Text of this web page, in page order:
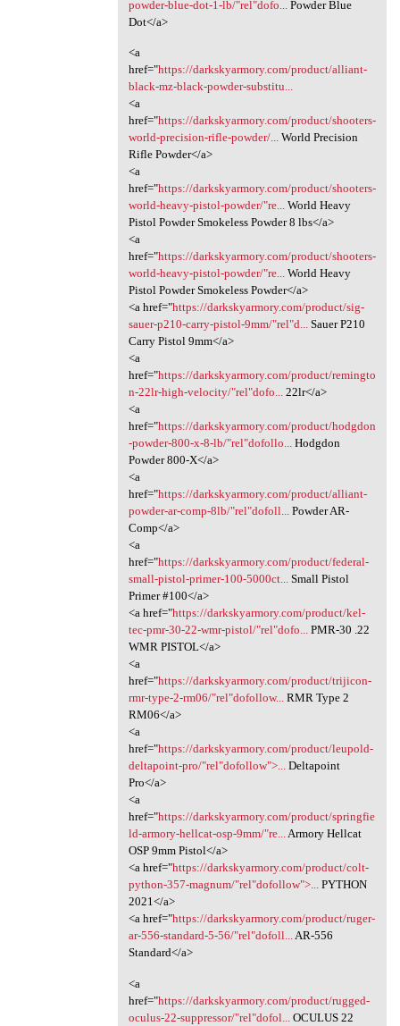
powder-blue-dot-1-lb/"rel"dofo...
Powder Blue
Dot</a>
<a
href="https://darkskyarmory.com/product/alliant-
black-mz-black-powder-substitu...
<a
href="https://darkskyarmory.com/product/shooters-
world-precision-rifle-powder/...World Precision
Rifle Powder</a>
<a
href="https://darkskyarmory.com/product/shooters-
world-heavy-pistol-powder/"re...World Heavy
Pistol Powder Smokeless Powder 8 lbs</a>
<a
href="https://darkskyarmory.com/product/shooters-
world-heavy-pistol-powder/"re...World Heavy
Pistol Powder Smokeless Powder</a>
<a href="https://darkskyarmory.com/product/sig-
sauer-p210-carry-pistol-9mm/"rel"d...Sauer P210
Carry Pistol 9mm</a>
<a
href="https://darkskyarmory.com/product/remingto
n-22lr-high-velocity/"rel"dofo...22lr</a>
<a
href="https://darkskyarmory.com/product/hodgdon
-powder-800-x-8-lb/"rel"dofollo...Hodgdon
Powder 800-X</a>
<a
href="https://darkskyarmory.com/product/alliant-
powder-ar-comp-8lb/"rel"dofoll...Powder AR-
Comp</a>
<a
href="https://darkskyarmory.com/product/federal-
small-pistol-primer-100-5000ct...Small Pistol
Primer #100</a>
<a href="https://darkskyarmory.com/product/kel-
tec-pmr-30-22-wmr-pistol/"rel"dofo...PMR-30 .22
WMR PISTOL</a>
<a
href="https://darkskyarmory.com/product/trijicon-
rmr-type-2-rm06/"rel"dofollow...RMR Type 2
RM06</a>
<a
href="https://darkskyarmory.com/product/leupold-
deltapoint-pro/"rel"dofollow">...Deltapoint
Pro</a>
<a
href="https://darkskyarmory.com/product/springfie
ld-armory-hellcat-osp-9mm/"re...Armory Hellcat
OSP 9mm Pistol</a>
<a href="https://darkskyarmory.com/product/colt-
python-357-magnum/"rel"dofollow">...PYTHON
2021</a>
<a href="https://darkskyarmory.com/product/ruger-
ar-556-standard-5-56/"rel"dofoll...AR-556
Standard</a>
<a
href="https://darkskyarmory.com/product/rugged-
oculus-22-suppressor/"rel"dofol...
OCULUS 22